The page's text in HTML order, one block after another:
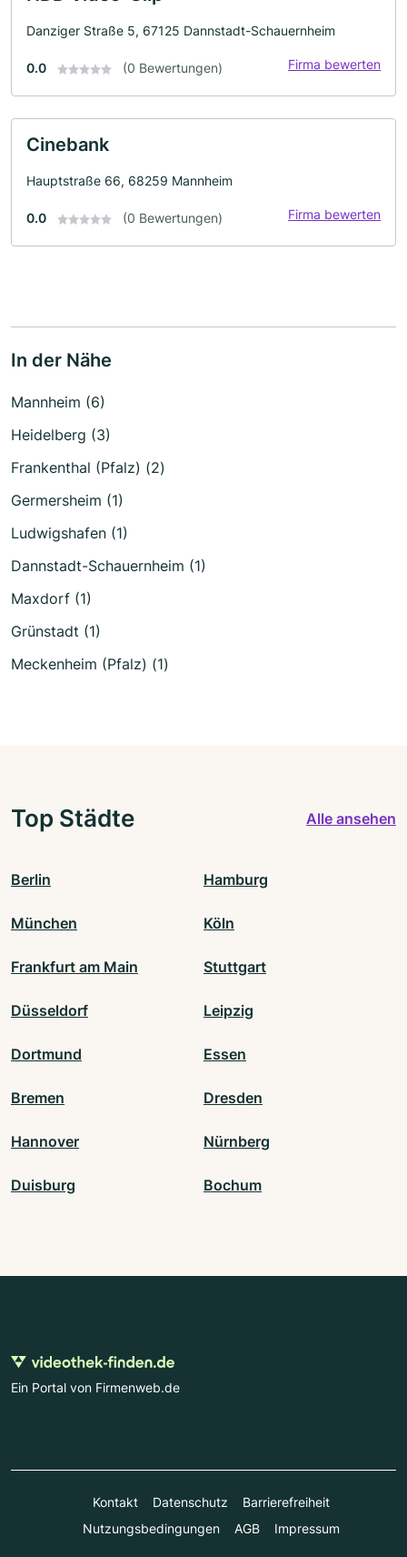
Danziger Straße 5, 67125 Dannstadt-Schauernheim
0.0 (0 Bewertungen) Firma bewerten
Cinebank
Hauptstraße 66, 68259 Mannheim
0.0 (0 Bewertungen) Firma bewerten
In der Nähe
Mannheim (6)
Heidelberg (3)
Frankenthal (Pfalz) (2)
Germersheim (1)
Ludwigshafen (1)
Dannstadt-Schauernheim (1)
Maxdorf (1)
Grünstadt (1)
Meckenheim (Pfalz) (1)
Top Städte Alle ansehen
Berlin Hamburg
München Köln
Frankfurt am Main Stuttgart
Düsseldorf Leipzig
Dortmund Essen
Bremen Dresden
Hannover Nürnberg
Duisburg Bochum
Ein Portal von Firmenweb.de
Kontakt Datenschutz
Barrierefreiheit
Nutzungsbedingungen
AGB Impressum